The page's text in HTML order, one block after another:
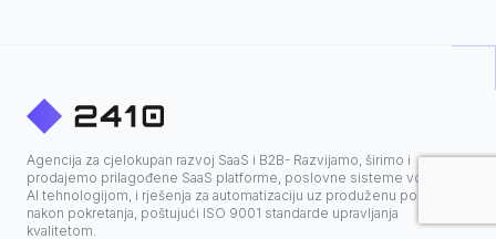
Agencija za cjelokupan razvoj SaaS i B2B- Razvijamo, širimo i
prodajemo prilagođene SaaS platforme, poslovne sisteme vođene
AI tehnologijom, i rješenja za automatizaciju uz produženu podršku
nakon pokretanja, poštujući ISO 9001 standarde upravljanja
kvalitetom.